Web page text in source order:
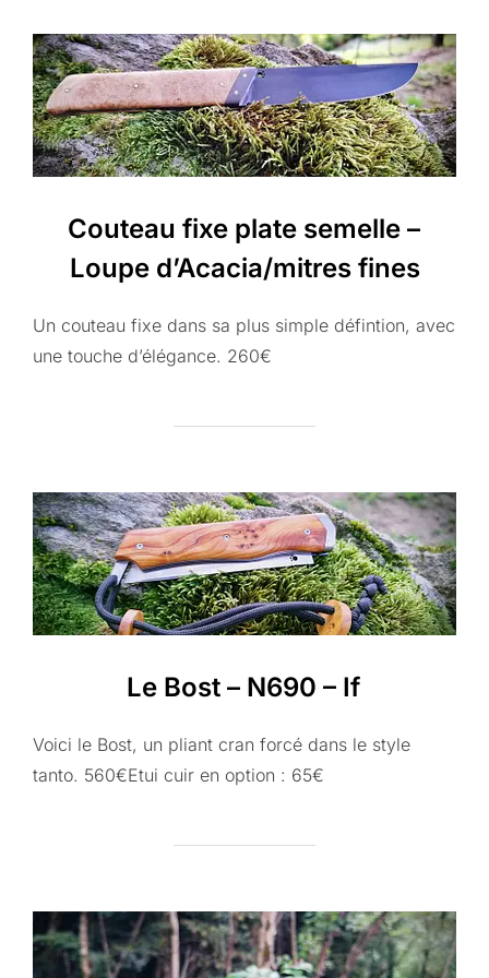
Couteau fixe plate semelle –
Loupe d’Acacia/mitres fines
Un couteau fixe dans sa plus simple défintion, avec
une touche d’élégance. 260€
Le Bost – N690 – If
Voici le Bost, un pliant cran forcé dans le style
tanto. 560€Etui cuir en option : 65€